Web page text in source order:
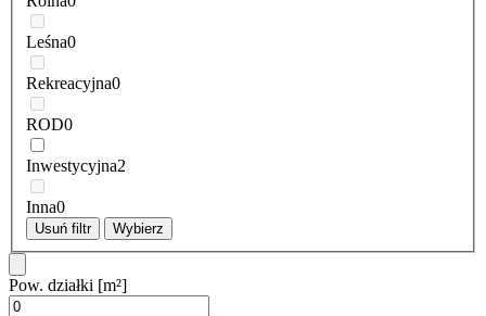
Leśna0
Rekreacyjna0
ROD0
Inwestycyjna2
Inna0
Usuń filtr Wybierz
Pow. działki [m²]